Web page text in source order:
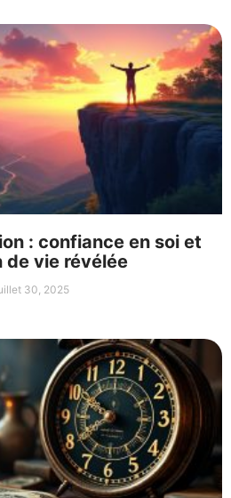
: confiance en soi et
de vie révélée
30, 2025